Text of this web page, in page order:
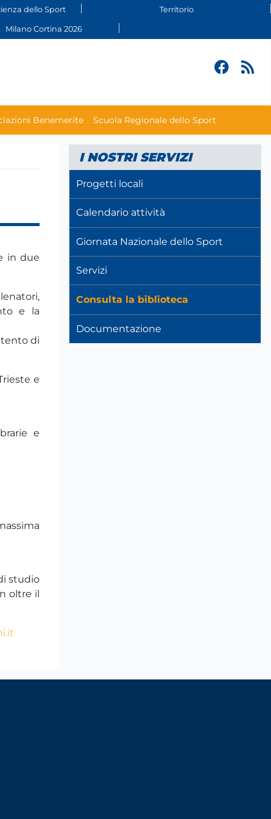
dello Sport Territorio
Milano Cortina 2026
Benemerite Scuola Regionale dello Sport
in due
e la
di
e
e
studio
oltre il
I NOSTRI SERVIZI
Progetti locali
Calendario attività
Giornata Nazionale dello Sport
Servizi
Consulta la biblioteca
Documentazione